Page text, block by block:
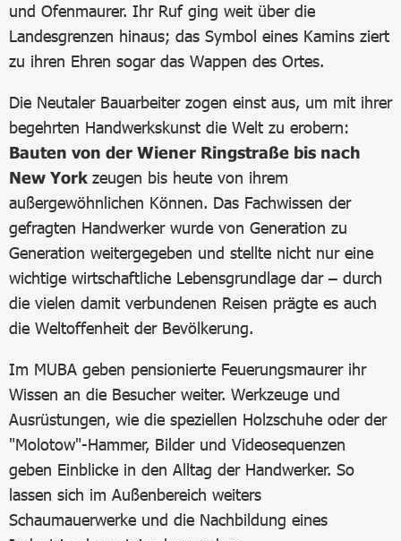
und Ofenmaurer. Ihr Ruf ging weit über die
Landesgrenzen hinaus; das Symbol eines Kamins ziert
zu ihren Ehren sogar das Wappen des Ortes.
Die Neutaler Bauarbeiter zogen einst aus, um mit ihrer
begehrten Handwerkskunst die Welt zu erobern:
Bauten von der Wiener Ringstraße bis nach
New York zeugen bis heute von ihrem
außergewöhnlichen Können. Das Fachwissen der
gefragten Handwerker wurde von Generation zu
Generation weitergegeben und stellte nicht nur eine
wichtige wirtschaftliche Lebensgrundlage dar – durch
die vielen damit verbundenen Reisen prägte es auch
die Weltoffenheit der Bevölkerung.
Im MUBA geben pensionierte Feuerungsmaurer ihr
Wissen an die Besucher weiter. Werkzeuge und
Ausrüstungen, wie die speziellen Holzschuhe oder der
"Molotow"-Hammer, Bilder und Videosequenzen
geben Einblicke in den Alltag der Handwerker. So
lassen sich im Außenbereich weiters
Schaumauerwerke und die Nachbildung eines